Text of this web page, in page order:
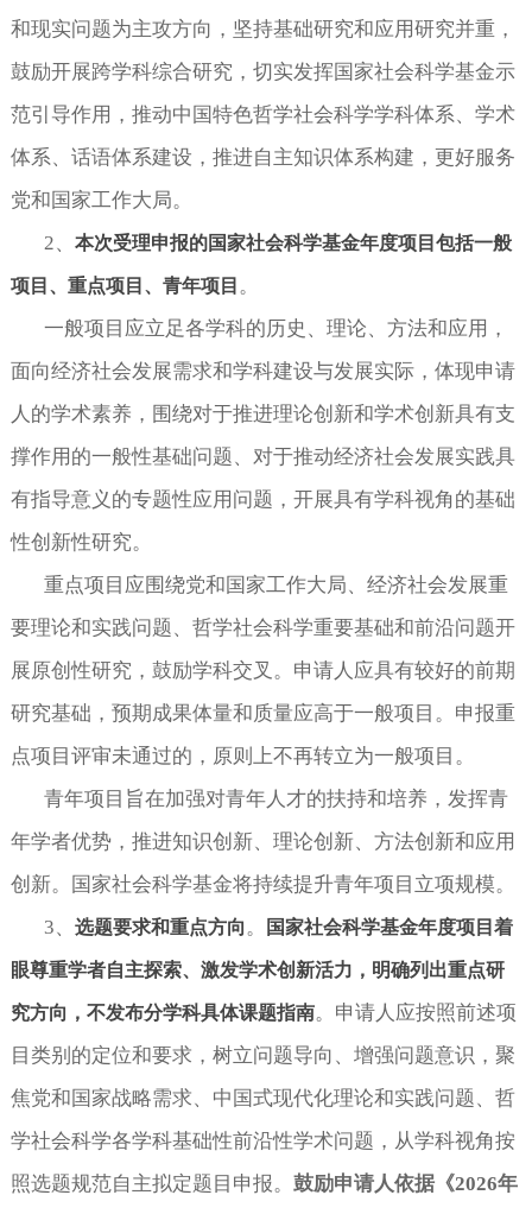
和现实问题为主攻方向，坚持基础研究和应用研究并重，
鼓励开展跨学科综合研究，切实发挥国家社会科学基金示
范引导作用，推动中国特色哲学社会科学学科体系、学术
体系、话语体系建设，推进自主知识体系构建，更好服务
党和国家工作大局。
2、 本次受理申报的国家社会科学基金年度项目包括一般
项目、重点项目、青年项目 。
一般项目应立足各学科的历史、理论、方法和应用，
面向经济社会发展需求和学科建设与发展实际，体现申请
人的学术素养，围绕对于推进理论创新和学术创新具有支
撑作用的一般性基础问题、对于推动经济社会发展实践具
有指导意义的专题性应用问题，开展具有学科视角的基础
性创新性研究。
重点项目应围绕党和国家工作大局、经济社会发展重
要理论和实践问题、哲学社会科学重要基础和前沿问题开
展原创性研究，鼓励学科交叉。申请人应具有较好的前期
研究基础，预期成果体量和质量应高于一般项目。申报重
点项目评审未通过的，原则上不再转立为一般项目。
青年项目旨在加强对青年人才的扶持和培养，发挥青
年学者优势，推进知识创新、理论创新、方法创新和应用
创新。国家社会科学基金将持续提升青年项目立项规模。
3、 选题要求和重点方向。 国家社会科学基金年度项目着
眼尊重学者自主探索、激发学术创新活力，明确列出重点研
究方向，不发布分学科具体课题指南。申请人应按照前述项
目类别的定位和要求，树立问题导向、增强问题意识，聚
焦党和国家战略需求、中国式现代化理论和实践问题、哲
学社会科学各学科基础性前沿性学术问题，从学科视角按
照选题规范自主拟定题目申报。 鼓励申请人依据《2026年